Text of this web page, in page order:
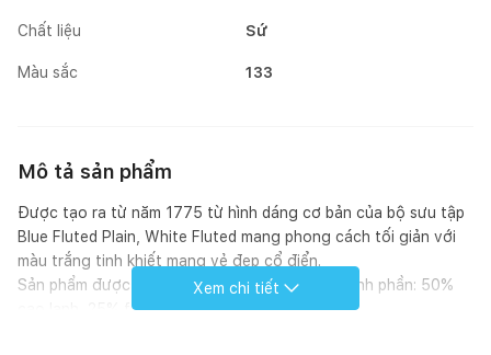
Chất liệu Sứ
Màu sắc 133
Mô tả sản phẩm
Được tạo ra từ năm 1775 từ hình dáng cơ bản của bộ sưu tập
Blue Fluted Plain, White Fluted mang phong cách tối giản với
màu trắng tinh khiết mang vẻ đẹp cổ điển.
Sản phẩm được sản xuất từ sứ cao cấp với thành phần: 50%
cao lanh, 25% fenspat và 25% thạch anh.
Xem chi tiết